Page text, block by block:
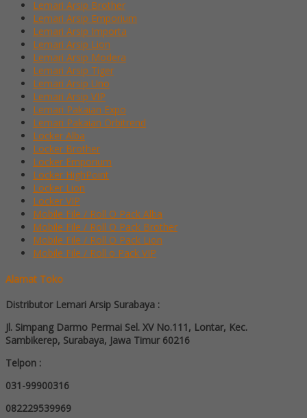
Lemari Arsip Brother
Lemari Arsip Emporium
Lemari Arsip Importa
Lemari Arsip Lion
Lemari Arsip Modera
Lemari Arsip Tiger
Lemari Arsip Uno
Lemari Arsip VIP
Lemari Pakaian Expo
Lemari Pakaian Orbitrend
Locker Alba
Locker Brother
Locker Emporium
Locker HighPoint
Locker Lion
Locker VIP
Mobile File / Roll O Pack Alba
Mobile File / Roll O Pack Brother
Mobile File / Roll O Pack Lion
Mobile File / Roll o Pack VIP
Alamat Toko
Distributor Lemari Arsip Surabaya :
Jl. Simpang Darmo Permai Sel. XV No.111, Lontar, Kec.
Sambikerep, Surabaya, Jawa Timur 60216
Telpon :
031-99900316
082229539969